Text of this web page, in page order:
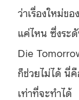
ว่าเรื่องใหม่ข
แค่ไหน ซึ่งระ
Die
ก็ช่วยไม่ได้ นี่
เท่าที่จะทำได้